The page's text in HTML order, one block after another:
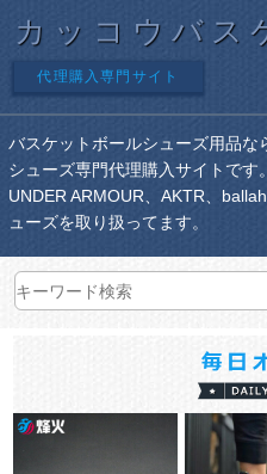
カッコウバス
代理購入専門サイト
バスケットボールシューズ用品
シューズ専門代理購入サイトです
UNDER ARMOUR、AKTR、
ューズを取り扱ってます。